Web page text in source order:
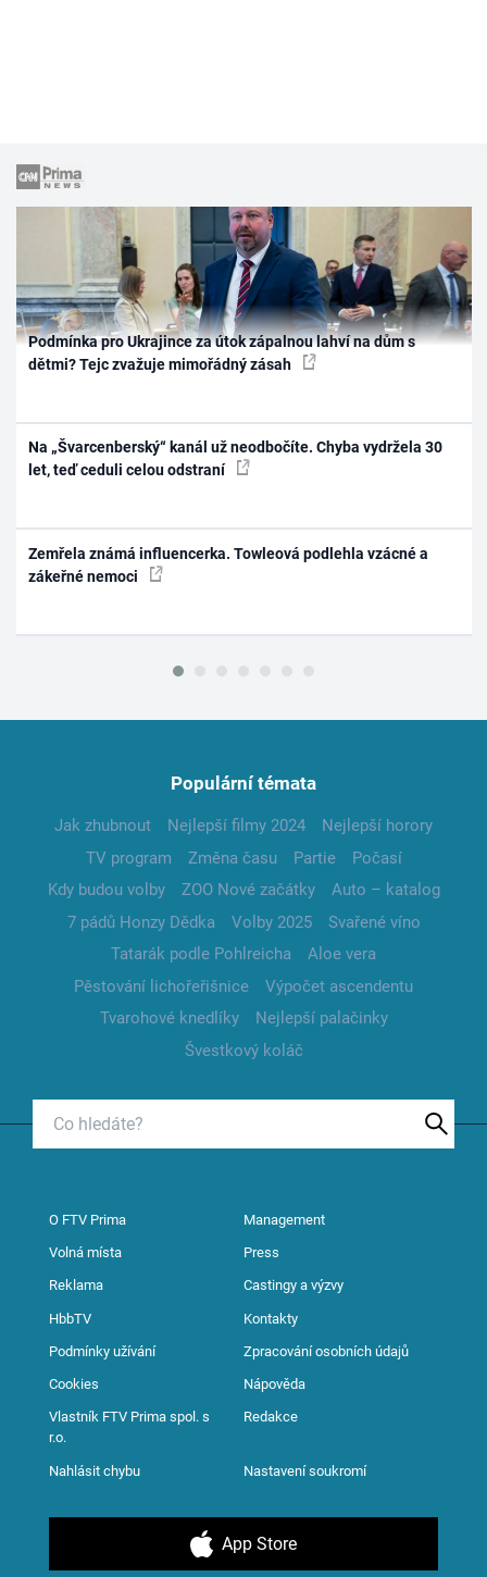
Podmínka pro Ukrajince za útok zápalnou lahví na dům s
dětmi? Tejc zvažuje mimořádný zásah
Na „Švarcenberský“ kanál už neodbočíte. Chyba vydržela 30
let, teď ceduli celou odstraní
Zemřela známá influencerka. Towleová podlehla vzácné a
zákeřné nemoci
Populární témata
Jak zhubnout Nejlepší filmy 2024
Nejlepší horory
TV program
Změna času Partie
Počasí
Kdy budou volby
ZOO Nové začátky
Auto – katalog
7 pádů Honzy Dědka
Volby 2025
Svařené víno
Tatarák podle Pohlreicha
Aloe vera
Pěstování lichořeřišnice
Výpočet ascendentu
Tvarohové knedlíky
Nejlepší palačinky
Švestkový koláč
O FTV Prima Management
Volná místa Press
Reklama Castingy a výzvy
HbbTV Kontakty
Podmínky užívání Zpracování osobních údajů
Cookies Nápověda
Vlastník FTV Prima spol. s
r.o.
Redakce
Nahlásit chybu Nastavení soukromí
App Store